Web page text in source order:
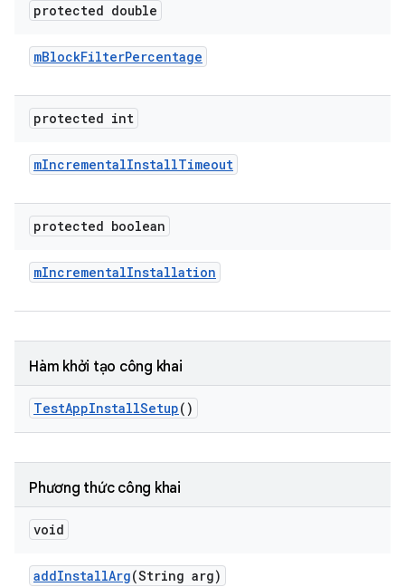
protected double
mBlockFilterPercentage
protected int
mIncrementalInstallTimeout
protected boolean
mIncrementalInstallation
Hàm khởi tạo công khai
TestAppInstallSetup()
Phương thức công khai
void
addInstallArg(String arg)